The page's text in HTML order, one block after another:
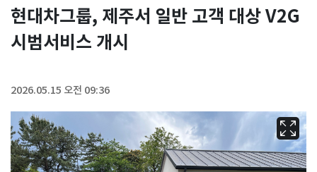
현대차그룹, 제주서 일반 고객 대상 V2G
시범서비스 개시
2026.05.15 오전 09:36